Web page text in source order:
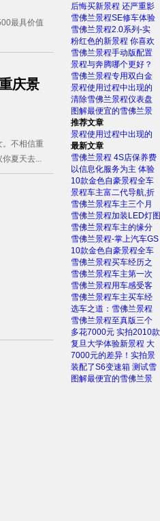
最具价值
庆景
。不相信重
你夏天去...
后悔买新景程 还严重影
雪佛兰景程SE修车体验
雪佛兰景程2.0系列-实
粉红色的新景程 你喜欢
雪佛兰景程手动版配置
景程与奔腾哪个更好？
雪佛兰景程专用双白金
景程使用过程中出现的
清除雪佛兰景程仪表盘
图解最便宜的雪佛兰景
推荐文章
景程使用过程中出现的
最新文章
雪佛兰景程 4S店保养费
以信息化服务为主 体验
10款金色自豪景程全车
景程车主富二代导航,折
雪佛兰景程车主三个月
雪佛兰景程加装LED灯图
雪佛兰景程车主的缘分
雪佛兰景程-掌上汽车GS
10款金色自豪景程全车
雪佛兰景程买车经历之
雪佛兰景程车主第一次
雪佛兰景程用车感受客
雪佛兰景程车主买车经
选车之道：雪佛兰景程
雪佛兰景程至真版三个
多花7000元 实拍2010款
复旦大学体验新景程 大
7000元的差异！实拍景
装配了S6变速箱 测试雪
图解最便宜的雪佛兰景